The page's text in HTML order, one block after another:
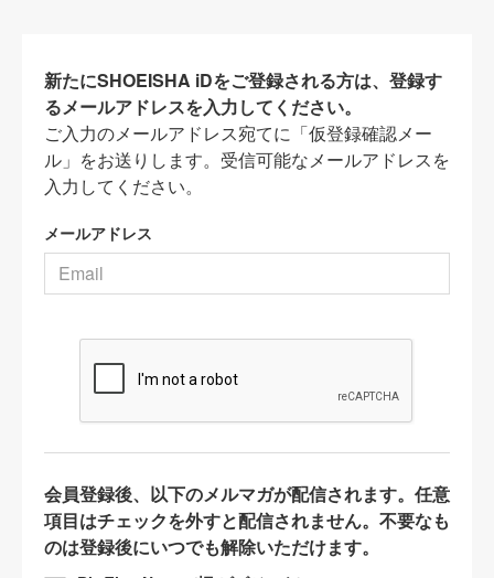
新たにSHOEISHA iDをご登録される方は、登録す
るメールアドレスを入力してください。
ご入力のメールアドレス宛てに「仮登録確認メー
ル」をお送りします。受信可能なメールアドレスを
入力してください。
メールアドレス
会員登録後、以下のメルマガが配信されます。任意
項目はチェックを外すと配信されません。不要なも
のは登録後にいつでも解除いただけます。